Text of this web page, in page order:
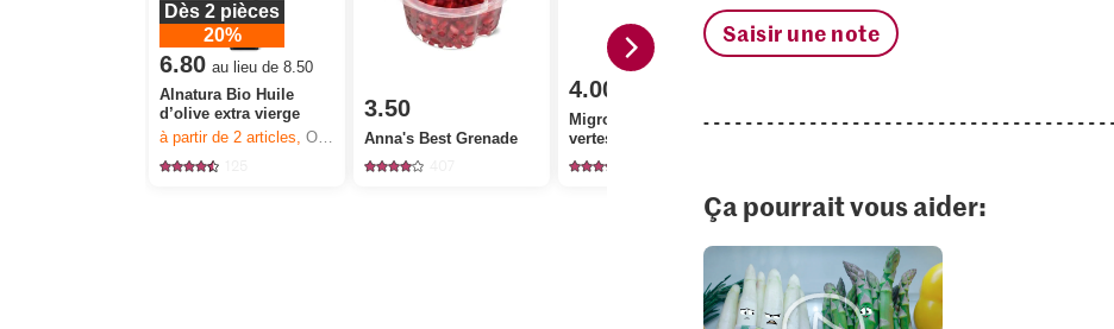
Dès 2 pièces
20%
6.80 au lieu de 8.50
Alnatura Bio Huile
d’olive extra vierge
à partir de 2articles,Offre valable du 6.8 au 12.8.2026, jusqu’à épuisement du stock.
3.50
Anna's Best Grenade
4.00
Migros Asperges
vertes, fines
Saisir une note
Ça pourrait vous aider: